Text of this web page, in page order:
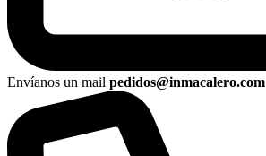
Envíanos un mail pedidos@inmacalero.com